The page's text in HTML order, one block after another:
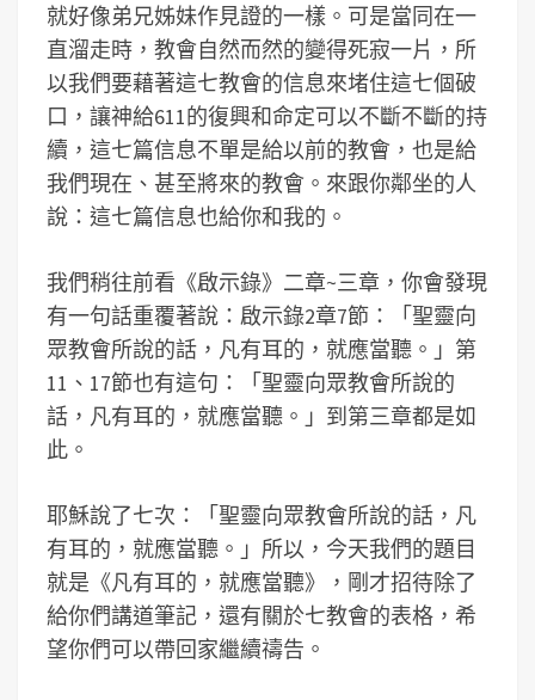
就好像弟兄姊妹作見證的一樣。可是當同在一
直溜走時，教會自然而然的變得死寂一片，所
以我們要藉著這七教會的信息來堵住這七個破
口，讓神給611的復興和命定可以不斷不斷的持
續，這七篇信息不單是給以前的教會，也是給
我們現在、甚至將來的教會。來跟你鄰坐的人
說：這七篇信息也給你和我的。
我們稍往前看《啟示錄》二章~三章，你會發現
有一句話重覆著說：啟示錄2章7節：「聖靈向
眾教會所說的話，凡有耳的，就應當聽。」第
11、17節也有這句：「聖靈向眾教會所說的
話，凡有耳的，就應當聽。」到第三章都是如
此。
耶穌說了七次：「聖靈向眾教會所說的話，凡
有耳的，就應當聽。」所以，今天我們的題目
就是《凡有耳的，就應當聽》，剛才招待除了
給你們講道筆記，還有關於七教會的表格，希
望你們可以帶回家繼續禱告。